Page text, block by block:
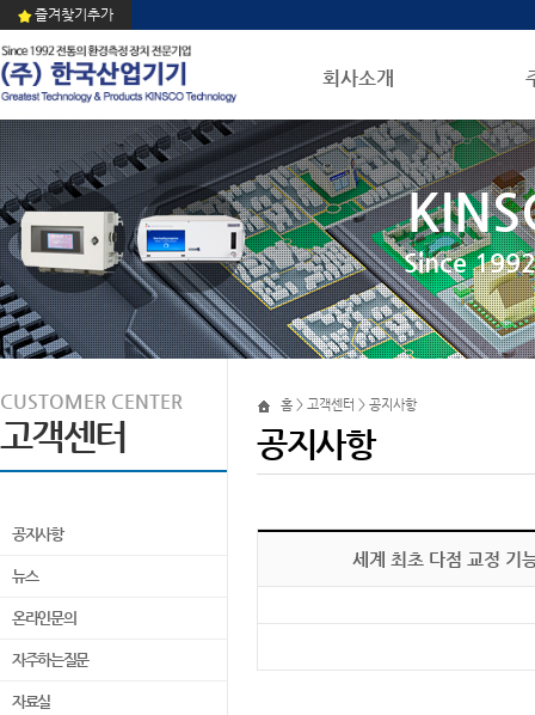
즐겨찾기추가
회사소개
Since
CUSTOMER CENTER
고객센터
공지사항
뉴스
온라인문의
자주하는질문
자료실
홈 > 고객센터 > 공지사항
공지사항
세계 최초 다점 교정 기